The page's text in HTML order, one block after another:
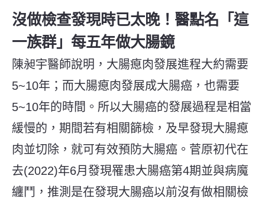
沒做檢查發現時已太晚！醫點名「這
一族群」每五年做大腸鏡
陳昶宇醫師說明，大腸瘜肉發展進程大約需要
5~10年；而大腸瘜肉發展成大腸癌，也需要
5~10年的時間。所以大腸癌的發展過程是相當
緩慢的，期間若有相關篩檢，及早發現大腸瘜
肉並切除，就可有效預防大腸癌。菅原初代在
去(2022)年6月發現罹患大腸癌第4期並與病魔
纏鬥，推測是在發現大腸癌以前沒有做相關檢